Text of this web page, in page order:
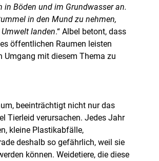
Böden und im Grundwasser an.
in den Mund zu nehmen,
landen.“ Albel betont, dass
öffentlichen Raumen leisten
Umgang mit diesem Thema zu
beeinträchtigt nicht nur das
Tierleid verursachen. Jedes Jahr
kleine Plastikabfälle,
deshalb so gefährlich, weil sie
können. Weidetiere, die diese